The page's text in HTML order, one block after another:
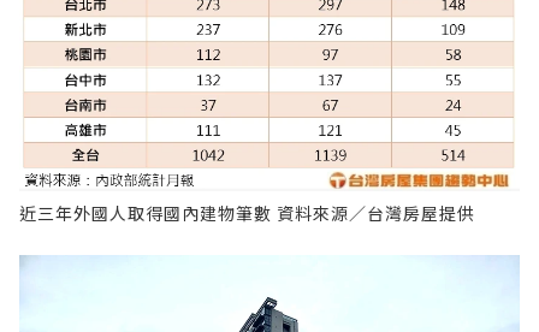
近三年外國人取得國內建物筆數 資料來源／台灣房屋提供